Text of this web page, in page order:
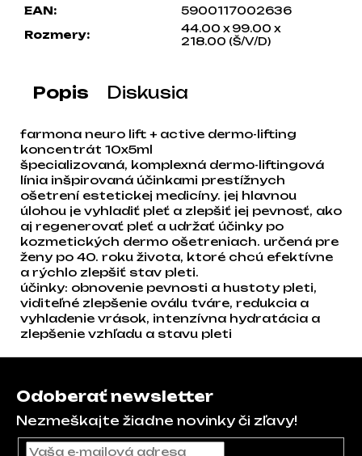
EAN:
5900117002636
Rozmery:
44.00 x 99.00 x
218.00 (Š/V/D)
Popis Diskusia
farmona neuro lift + active dermo-lifting
koncentrát 10x5ml
špecializovaná, komplexná dermo-liftingová
línia inšpirovaná účinkami prestížnych
ošetrení estetickej medicíny. jej hlavnou
úlohou je vyhladiť pleť a zlepšiť jej pevnosť, ako
aj regenerovať pleť a udržať účinky po
kozmetických dermo ošetreniach. určená pre
ženy po 40. roku života, ktoré chcú efektívne
a rýchlo zlepšiť stav pleti.
účinky: obnovenie pevnosti a hustoty pleti,
viditeľné zlepšenie oválu tváre, redukcia a
vyhladenie vrások, intenzívna hydratácia a
zlepšenie vzhľadu a stavu pleti
Odoberať newsletter
Nezmeškajte žiadne novinky či zľavy!